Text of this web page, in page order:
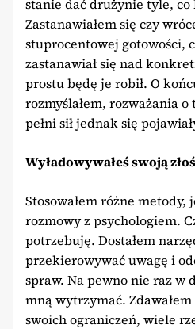
stanie dać drużynie tyle,
Zastanawiałem się czy
stuprocentowej gotowości,
zastanawiał się nad
prostu będę je robił. O
rozmyślałem, rozważania
pełni sił jednak się
Wyładowywałeś swoją
Stosowałem różne metody,
rozmowy z psychologiem.
potrzebuję. Dostałem
przekierowywać uwagę i
spraw. Na pewno nie raz w
mną wytrzymać.
swoich ograniczeń, wiele